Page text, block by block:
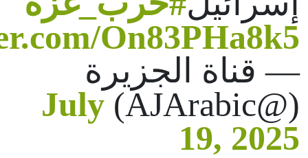
On83PHa8k5
— قناة الجزيرة
(@AJArabic)
July
19, 2025